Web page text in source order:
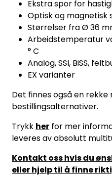
Ekstra spor for
Optisk og magnetisk
Størrelser fra Ø 36
Arbeidstemperatur
° C
Analog, SSI, BiSS,
EX varianter
Det finnes også en
bestillingsalternativer.
Trykk her for mer
leveres av absolutt
Kontakt oss hvis du
eller hjelp til å finne